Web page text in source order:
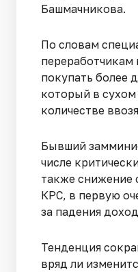
Башмачникова.
По словам
покупать более
который в
количестве
Бывший
числе
также снижение
КРС, в первую
за падения
Тенденция
вряд ли